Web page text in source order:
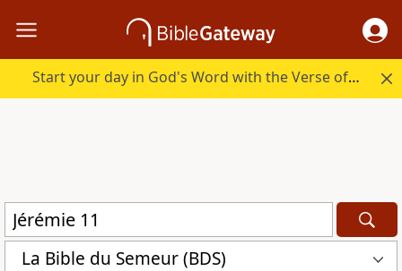
Start your day in God's Word with the Verse of the Day.
La Bible du Semeur (BDS)